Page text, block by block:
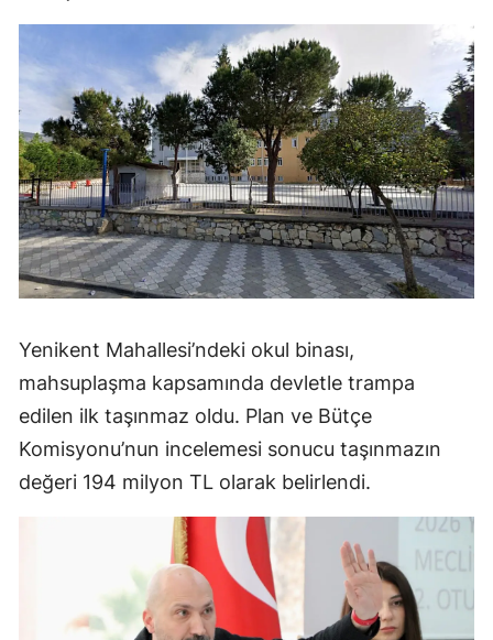
Yenikent Mahallesi’ndeki okul binası,
mahsuplaşma kapsamında devletle trampa
edilen ilk taşınmaz oldu. Plan ve Bütçe
Komisyonu’nun incelemesi sonucu taşınmazın
değeri 194 milyon TL olarak belirlendi.